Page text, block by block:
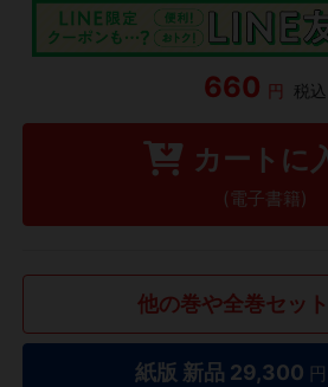
660 円 税込
カートに
(電子書籍)
他の巻や全巻セッ
紙版 新品 29,300 円